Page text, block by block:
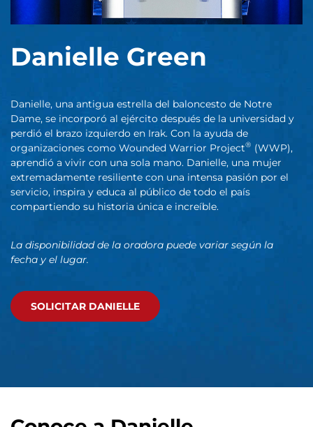
Danielle Green
Danielle, una antigua estrella del baloncesto de Notre
Dame, se incorporó al ejército después de la universidad y
perdió el brazo izquierdo en Irak. Con la ayuda de
organizaciones como Wounded Warrior Project® (WWP),
aprendió a vivir con una sola mano. Danielle, una mujer
extremadamente resiliente con una intensa pasión por el
servicio, inspira y educa al público de todo el país
compartiendo su historia única e increíble.
La disponibilidad de la oradora puede variar según la
fecha y el lugar.
SOLICITAR DANIELLE